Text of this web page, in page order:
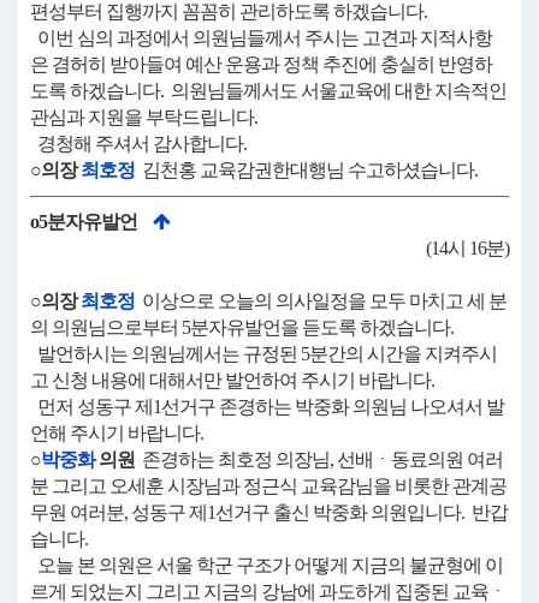
편성부터 집행까지 꼼꼼히 관리하도록 하겠습니다.
이번 심의 과정에서 의원님들께서 주시는 고견과 지적사항
은 겸허히 받아들여 예산 운용과 정책 추진에 충실히 반영하
도록 하겠습니다. 의원님들께서도 서울교육에 대한 지속적인
관심과 지원을 부탁드립니다.
경청해 주셔서 감사합니다.
○의장최호정 김천홍 교육감권한대행님 수고하셨습니다.
o5분자유발언
(14시 16분)
○의장최호정 이상으로 오늘의 의사일정을 모두 마치고 세 분
의 의원님으로부터 5분자유발언을 듣도록 하겠습니다.
발언하시는 의원님께서는 규정된 5분간의 시간을 지켜주시
고 신청 내용에 대해서만 발언하여 주시기 바랍니다.
먼저 성동구 제1선거구 존경하는 박중화 의원님 나오셔서 발
언해 주시기 바랍니다.
○박중화의원 존경하는 최호정 의장님, 선배ㆍ동료의원 여러
분 그리고 오세훈 시장님과 정근식 교육감님을 비롯한 관계공
무원 여러분, 성동구 제1선거구 출신 박중화 의원입니다. 반갑
습니다.
오늘 본 의원은 서울 학군 구조가 어떻게 지금의 불균형에 이
르게 되었는지 그리고 지금의 강남에 과도하게 집중된 교육ㆍ